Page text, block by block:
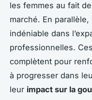
les femmes au fait
marché. En
indéniable dans
professionnelles.
complètent pour
à progresser dans
leur impact sur la